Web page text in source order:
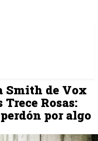
Smith de Vox
Rosas:
por algo